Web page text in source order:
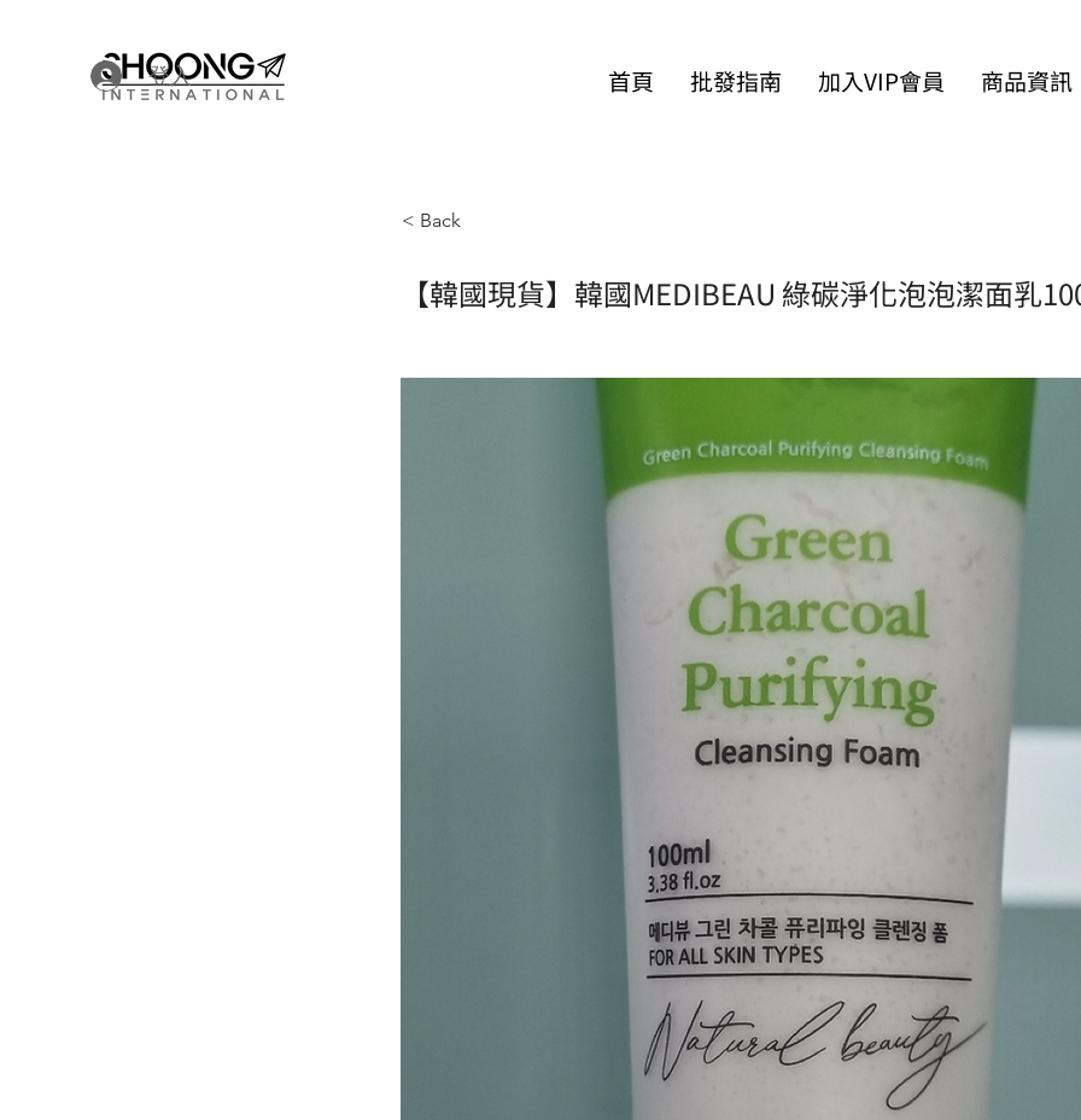
登入 首頁 批發指南 加入VIP會員 商品資訊
< Back
【韓國現貨】韓國MEDIBEAU 綠碳淨化泡泡潔面乳